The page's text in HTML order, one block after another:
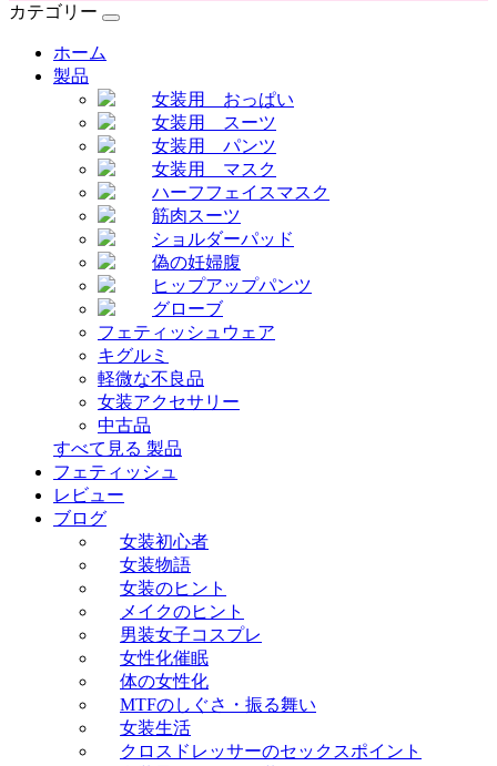
カテゴリー
ホーム
製品
女装用 おっぱい
女装用 スーツ
女装用 パンツ
女装用 マスク
ハーフフェイスマスク
筋肉スーツ
ショルダーパッド
偽の妊婦腹
ヒップアップパンツ
グローブ
フェティッシュウェア
キグルミ
軽微な不良品
女装アクセサリー
中古品
すべて見る 製品
フェティッシュ
レビュー
ブログ
女装初心者
女装物語
女装のヒント
メイクのヒント
男装女子コスプレ
女性化催眠
体の女性化
MTFのしぐさ・振る舞い
女装生活
クロスドレッサーのセックスポイント